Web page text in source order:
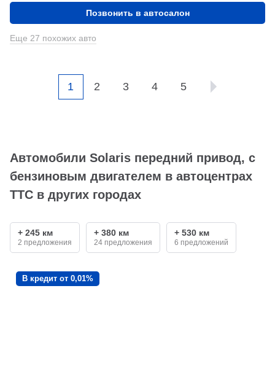
Позвонить в автосалон
Еще 27 похожих авто
1 2 3 4 5
Автомобили Solaris передний привод, с
бензиновым двигателем в автоцентрах
ТТС в других городах
+ 245 км
2 предложения
+ 380 км
24 предложения
+ 530 км
6 предложений
В кредит от 0,01%